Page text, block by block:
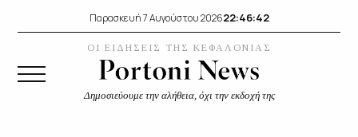
Παρασκευή 7 Αυγούστου 202622:46:43
ΟΙ ΕΙΔΗΣΕΙΣ ΤΗΣ ΚΕΦΑΛΟΝΙΑΣ
Δημοσιεύουμε την αλήθεια, όχι την εκδοχή της